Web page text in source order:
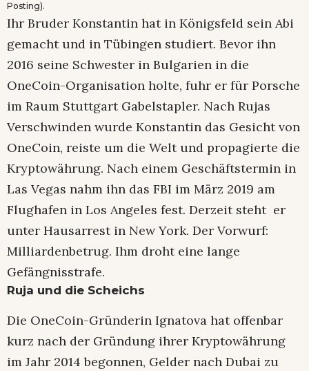
Posting).
Ihr Bruder Konstantin hat in Königsfeld sein Abi
gemacht und in Tübingen studiert. Bevor ihn
2016 seine Schwester in Bulgarien in die
OneCoin-Organisation holte, fuhr er für Porsche
im Raum Stuttgart Gabelstapler. Nach Rujas
Verschwinden wurde Konstantin das Gesicht von
OneCoin, reiste um die Welt und propagierte die
Kryptowährung. Nach einem Geschäftstermin in
Las Vegas nahm ihn das FBI im März 2019 am
Flughafen in Los Angeles fest. Derzeit steht er
unter Hausarrest in New York. Der Vorwurf:
Milliardenbetrug. Ihm droht eine lange
Gefängnisstrafe.
Ruja und die Scheichs
Die OneCoin-Gründerin Ignatova hat offenbar
kurz nach der Gründung ihrer Kryptowährung
im Jahr 2014 begonnen, Gelder nach Dubai zu